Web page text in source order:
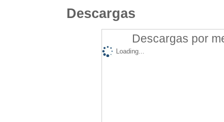
Descargas
Descargas por
Loading...